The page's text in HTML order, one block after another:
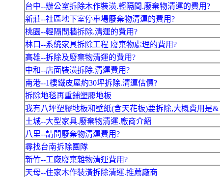
台中--辦公室拆除木作裝潢.輕隔間.廢棄物清運的費用?
新莊--社區地下室停車場廢棄物清運的費用?
桃園--輕隔間牆拆除.清運的費用?
林口--系統家具拆除工程 廢棄物處理的費用?
高雄--拆除及廢棄物清運的費用?
中和--店面裝潢拆除.清運費用?
南港--1樓鐵皮屋約30坪拆除.清運估價?
拆除地毯再重鋪塑膠地板
我有八坪塑膠地板和壁紙(含天花板)要拆除,大概費用是&
土城--大型家具.廢棄物清運.廠商介紹
八里--請問廢棄物清運費用?
尋找台南拆除團隊
新竹--工廠廢棄雜物清運費用?
天母--住家木作裝潢拆除清運.推薦廠商